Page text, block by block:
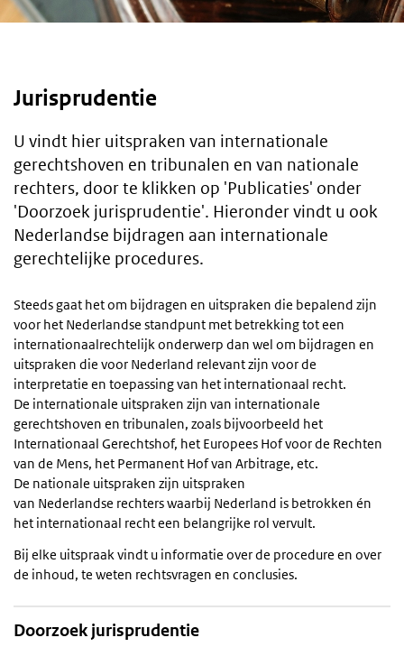
Jurisprudentie
U vindt hier uitspraken van internationale
gerechtshoven en tribunalen en van nationale
rechters, door te klikken op 'Publicaties' onder
'Doorzoek jurisprudentie'. Hieronder vindt u ook
Nederlandse bijdragen aan internationale
gerechtelijke procedures.
Steeds gaat het om bijdragen en uitspraken die bepalend zijn
voor het Nederlandse standpunt met betrekking tot een
internationaalrechtelijk onderwerp dan wel om bijdragen en
uitspraken die voor Nederland relevant zijn voor de
interpretatie en toepassing van het internationaal recht.
De internationale uitspraken zijn van internationale
gerechtshoven en tribunalen, zoals bijvoorbeeld het
Internationaal Gerechtshof, het Europees Hof voor de Rechten
van de Mens, het Permanent Hof van Arbitrage, etc.
De nationale uitspraken zijn uitspraken
van Nederlandse rechters waarbij Nederland is betrokken én
het internationaal recht een belangrijke rol vervult.
Bij elke uitspraak vindt u informatie over de procedure en over
de inhoud, te weten rechtsvragen en conclusies.
Doorzoek jurisprudentie